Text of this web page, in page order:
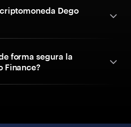
Dego
forma segura la
Finance?